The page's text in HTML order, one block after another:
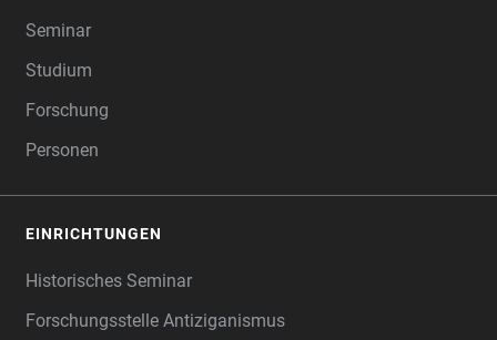
Seminar
Studium
Forschung
Personen
EINRICHTUNGEN
Historisches Seminar
Forschungsstelle Antiziganismus